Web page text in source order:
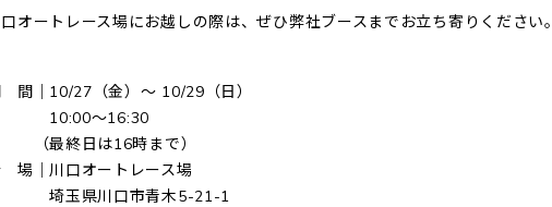
オートレース場にお越しの際は、ぜひ弊社ブースまでお立ち寄りください。
間｜10/27（金）～ 10/29（日）
～16:30
最終日は16時まで）
場｜川口オートレース場
玉県川口市青木5-21-1